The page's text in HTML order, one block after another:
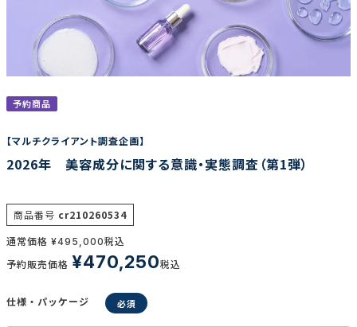
調査の種類で選ぶ
予約商品
【マルチクライアント調査企画】
2026年 美容成分に関する意識・実態調査（第1弾）
商品番号 cr210260534
通常価格 ¥495,000税込
予約販売価格 ¥470,250税込
仕様・パッケージ